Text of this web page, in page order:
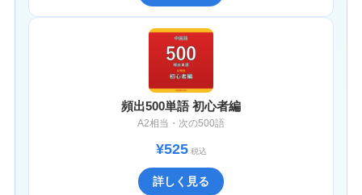
頻出500単語 初心者編
A2相当・次の500語
¥525税込
詳しく見る